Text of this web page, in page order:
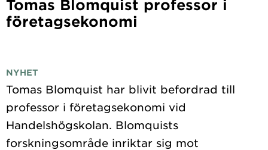
Tomas Blomquist professor i
företagsekonomi
NYHET
Tomas Blomquist har blivit befordrad till
professor i företagsekonomi vid
Handelshögskolan. Blomquists
forskningsområde inriktar sig mot